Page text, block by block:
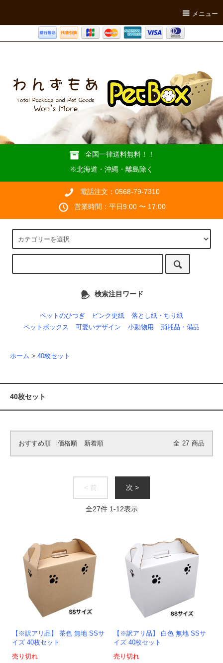
メニュー
全国一律送料無料！！
※北海道・沖縄・離島除く
電話注文：0568-79-7310
営業時間：平日9:00 〜 17:00
検索注目ワード
ペットのひつぎ ピンク更紙
落とし紙・ちり紙
ペットボックス
可愛いデザイン 小動物用 消耗品・備品
ホーム > 40枚セット
40枚セット
おすすめ順 価格順 新着順 全 27 商品
< 前 次 >
全27件 1-12表示
【※訳アリ品】 茶色 無地 SSサ
イズ 40枚セット
売り切れ
【※訳アリ品】 白色 無地 SSサ
イズ 40枚セット
売り切れ